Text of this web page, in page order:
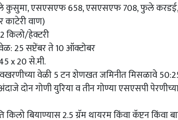
कुसुमा, एसएसएफ 658, एसएसएफ 708, फुले करडई,
काटेरी वाण)
किलो/हेक्टरी
25 सप्टेंबर ते 10 ऑक्टोबर
x 20 से.मी.
वेळी 5 टन शेणखत जमिनीत मिसळावे
दोन गोणी युरिया व तीन गोण्या एसएसपी
किलो बियाण्यास 2.5 ग्रॅम थायरम किंवा कॅप्टन किंवा